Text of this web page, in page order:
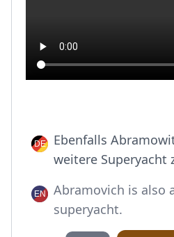
Ebenfalls
weitere Superyacht
Abramovich is also
superyacht.